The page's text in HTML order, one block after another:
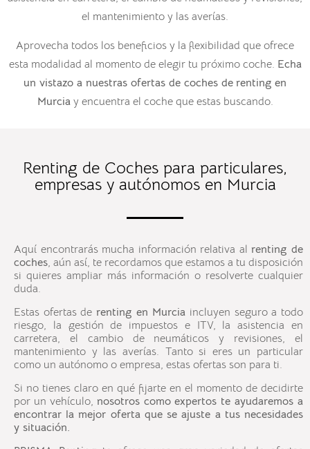
el mantenimiento y las averías.
Aprovecha todos los beneficios y la flexibilidad que ofrece
esta modalidad al momento de elegir tu próximo coche. Echa
un vistazo a nuestras ofertas de coches de renting en
Murciay encuentra el coche que estas buscando.
Renting de Coches para particulares,
empresas y autónomos en Murcia
Aquí encontrarás mucha información relativa al renting de
coches, aún así, te recordamos que estamos a tu disposición
si quieres ampliar más información o resolverte cualquier
duda.
Estas ofertas de renting en Murcia incluyen seguro a todo
riesgo, la gestión de impuestos e ITV, la asistencia en
carretera, el cambio de neumáticos y revisiones, el
mantenimiento y las averías. Tanto si eres un particular
como un autónomo o empresa, estas ofertas son para ti.
Si no tienes claro en qué fijarte en el momento de decidirte
por un vehículo, nosotros como expertos te ayudaremos a
encontrar la mejor oferta que se ajuste a tus necesidades
y situación.